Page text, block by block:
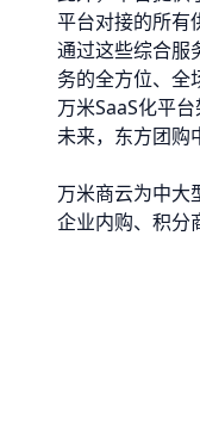
平台对接的所有
通过这些综合服
务的全方位、全
万米SaaS化平
未来，东方团购
万米商云为中大
企业内购、积分